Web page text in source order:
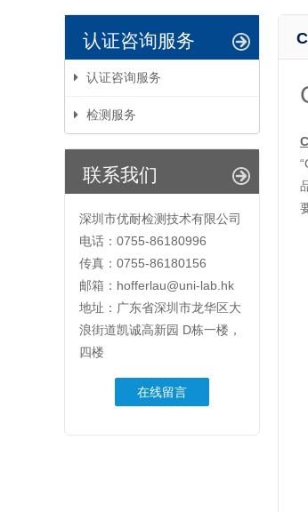
认证咨询服务
认证咨询服务
检测服务
联系我们
深圳市优耐检测技术有限公司
电话：0755-86180996
传真：0755-86180156
邮箱：hofferlau@uni-lab.hk
地址：广东省深圳市龙华区大
浪街道凯诚高新园 D栋一楼，
四楼
在线留言